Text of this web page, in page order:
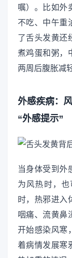
嘱）。比如外
不吃、中午重
了舌头发黄还
煮鸡蛋和粥，
两周后腹胀减
外感疾病：
“外感提示”
当身体受到外
为风热时，
时，热邪进入
咽痛、流黄鼻
开始感染风寒
着病情发展寒